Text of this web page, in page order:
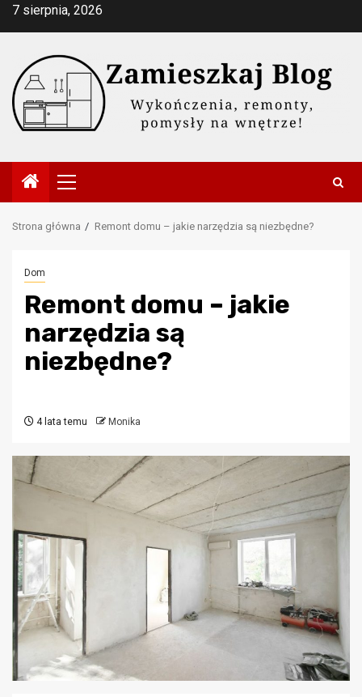
Przejdź
7 sierpnia, 2026
Menu
główne
Strona główna Remont domu – jakie narzędzia są niezbędne?
Dom
Remont domu – jakie
narzędzia są
niezbędne?
4 lata temu Monika